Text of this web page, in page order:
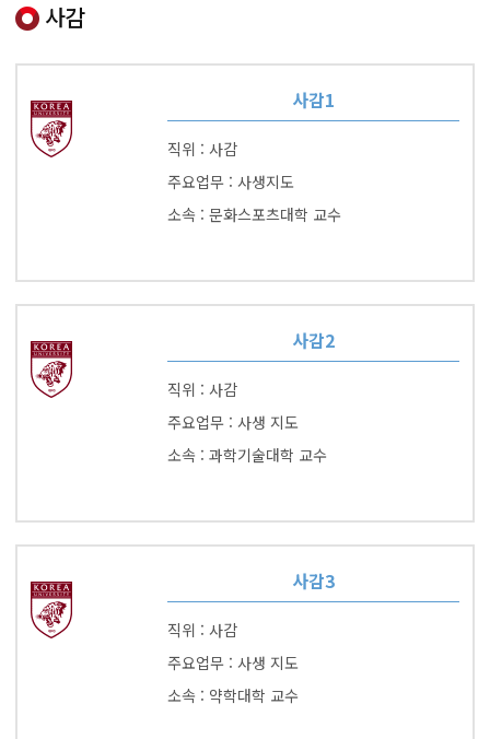
사감
사감1
직위 : 사감
주요업무 : 사생지도
소속 : 문화스포츠대학 교수
사감2
직위 : 사감
주요업무 : 사생 지도
소속 : 과학기술대학 교수
사감3
직위 : 사감
주요업무 : 사생 지도
소속 : 약학대학 교수